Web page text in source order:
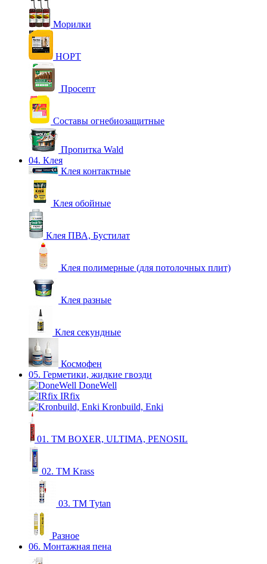
Морилки
НОРТ
Просепт
Составы огнебиозащитные
Пропитка Wald
04. Клея
Клея контактные
Клея обойные
Клея ПВА, Бустилат
Клея полимерные (для потолочных плит)
Клея разные
Клея секундные
Космофен
05. Герметики, жидкие гвозди
DoneWell
IRfix
Kronbuild, Enki
01. ТМ BOXER, ULTIMA, PENOSIL
02. ТМ Krass
03. ТМ Tytan
Разное
06. Монтажная пена